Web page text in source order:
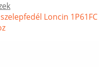
Loncin 1P61FC